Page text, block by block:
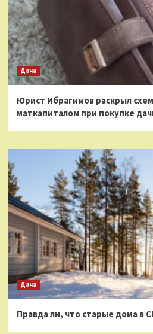
Дача
Юрист Ибрагимов раскрыл
маткапиталом при покупке
Дача
Правда ли, что старые дома в